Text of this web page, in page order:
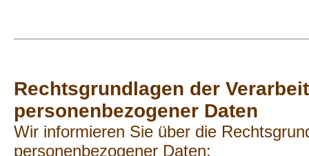
Rechtsgrundlagen der
personenbezogener Daten
Wir informieren Sie über die
personenbezogener Daten: